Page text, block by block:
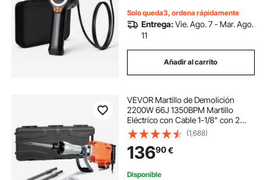
Solo queda3, ordena rápidamente
Entrega:Vie. Ago. 7 - Mar. Ago.
11
Añadir al carrito
VEVOR Martillo de Demolición
2200W 66J 1350BPM Martillo
Eléctrico con Cable 1-1/8" con 2
Cinceles Reemplazables Mango
Giratorio 360° Rompe Hormigón
Antivibración para Cincelar
Construcción Fontanería
(1,688)
13690€
Disponible